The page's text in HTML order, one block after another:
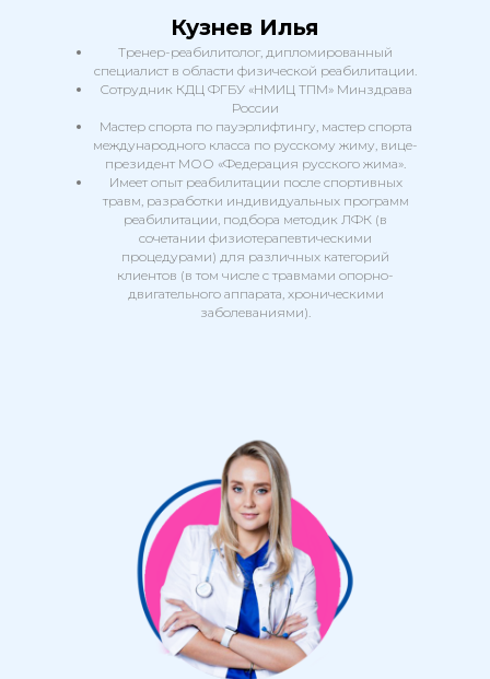
Кузнев Илья
Тренер-реабилитолог, дипломированный
специалист в области физической реабилитации.
Сотрудник КДЦ ФГБУ «НМИЦ ТПМ» Минздрава
России
Мастер спорта по пауэрлифтингу, мастер спорта
международного класса по русскому жиму, вице-
президент МОО «Федерация русского жима».
Имеет опыт реабилитации после спортивных
травм, разработки индивидуальных программ
реабилитации, подбора методик ЛФК (в
сочетании физиотерапевтическими
процедурами) для различных категорий
клиентов (в том числе с травмами опорно-
двигательного аппарата, хроническими
заболеваниями).